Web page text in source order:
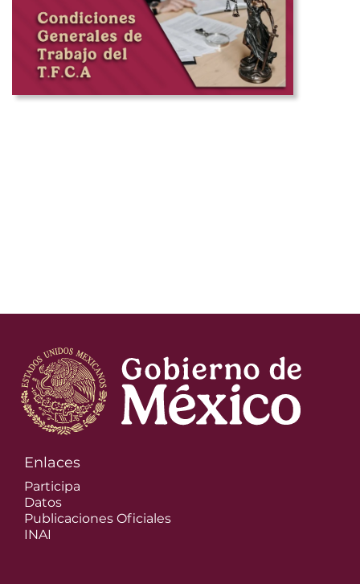
Enlaces
Participa
Datos
Publicaciones Oficiales
INAI